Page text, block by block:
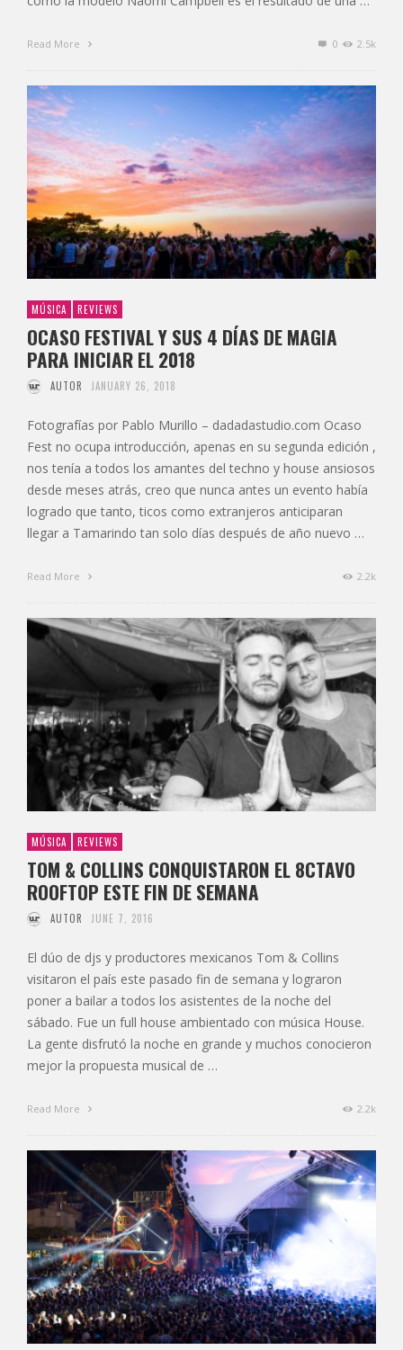
Read More 0 2.5k
MÚSICA REVIEWS
OCASO FESTIVAL Y SUS 4 DÍAS DE MAGIA
PARA INICIAR EL 2018
AUTOR JANUARY 26, 2018
Fotografías por Pablo Murillo – dadadastudio.com Ocaso
Fest no ocupa introducción, apenas en su segunda edición ,
nos tenía a todos los amantes del techno y house ansiosos
desde meses atrás, creo que nunca antes un evento había
logrado que tanto, ticos como extranjeros anticiparan
llegar a Tamarindo tan solo días después de año nuevo …
Read More 2.2k
MÚSICA REVIEWS
TOM & COLLINS CONQUISTARON EL 8CTAVO
ROOFTOP ESTE FIN DE SEMANA
AUTOR JUNE 7, 2016
El dúo de djs y productores mexicanos Tom & Collins
visitaron el país este pasado fin de semana y lograron
poner a bailar a todos los asistentes de la noche del
sábado. Fue un full house ambientado con música House.
La gente disfrutó la noche en grande y muchos conocieron
mejor la propuesta musical de …
Read More 2.2k